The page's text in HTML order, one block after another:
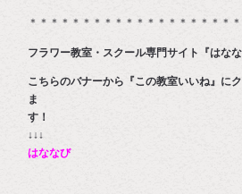
＊＊＊＊＊＊＊＊＊＊＊＊＊＊＊＊＊＊＊
フラワー教室・スクール専門サイト『はなな
こちらのバナーから『この教室いいね』に
ま
↓↓↓
はななび